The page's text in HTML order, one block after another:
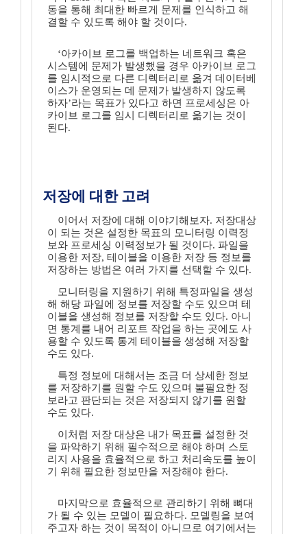
동을 통해 최대한 빠르게 문제를 인식하고 해
결할 수 있도록 해야 할 것이다.
‘아카이브 로그를 백업하는 네트워크 혹은
시스템에 문제가 발생했을 경우 아카이브 로그
를 임시적으로 다른 디렉터리로 옮겨 데이터베
이스가 운영되는 데 문제가 발생하지 않도록
하자’라는 목표가 있다고 하면 프로세싱은 아
카이브 로그를 임시 디렉터리로 옮기는 것이
된다.
저장에 대한 고려
이어서 저장에 대해 이야기해보자. 저장대상
이 되는 것은 설정한 목표의 모니터링 이력정
보와 프로세싱 이력정보가 될 것이다. 파일을
이용한 저장, 테이블을 이용한 저장 등 정보를
저장하는 방법은 여러 가지를 선택할 수 있다.
모니터링을 지원하기 위해 특정파일을 생성
해 해당 파일에 정보를 저장할 수도 있으며 테
이블을 생성해 정보를 저장할 수도 있다. 아니
면 통계를 내어 리포트 작업을 하는 곳에도 사
용할 수 있도록 통계 테이블을 생성해 저장할
수도 있다.
특정 정보에 대해서는 조금 더 상세한 정보
를 저장하기를 원할 수도 있으며 불필요한 정
보라고 판단되는 것은 저장되지 않기를 원할
수도 있다.
이처럼 저장 대상은 내가 목표를 설정한 것
을 파악하기 위해 필수적으로 해야 하며 스토
리지 사용을 효율적으로 하고 처리속도를 높이
기 위해 필요한 정보만을 저장해야 한다.
마지막으로 효율적으로 관리하기 위해 뼈대
가 될 수 있는 모델이 필요하다. 모델링을 보여
주고자 하는 것이 목적이 아니므로 여기에서는